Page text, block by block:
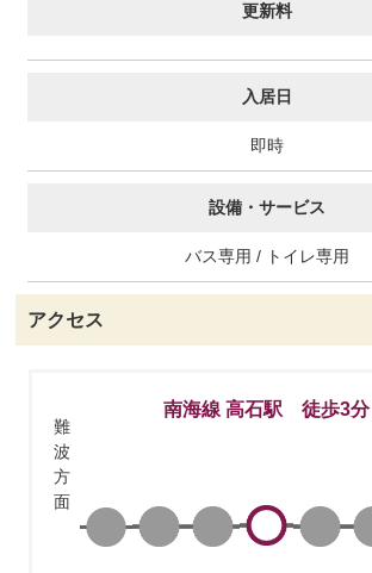
更新料
入居日
即時
設備・サービス
バス専用 / トイレ専用
アクセス
南海線 高石駅 徒歩3分
難
波
方
面